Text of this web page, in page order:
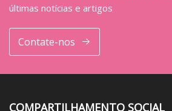
últimas notícias e artigos
Contate-nos
COMPARTILHAMENTO SOCIAL